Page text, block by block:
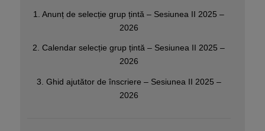
1. Anunț de selecție grup țintă – Sesiunea II 2025 –
2026
2. Calendar selecție grup țintă – Sesiunea II 2025 –
2026
3. Ghid ajutător de înscriere – Sesiunea II 2025 –
2026